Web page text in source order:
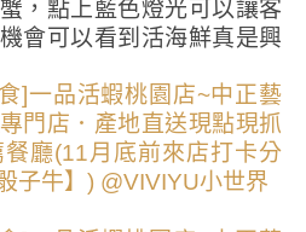
，點上藍色燈光可以讓客
會可以看到活海鮮真是興